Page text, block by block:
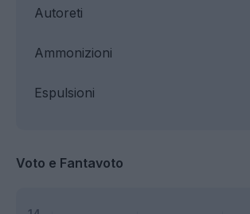
Ammonizioni
Espulsioni
Autoreti
Voto e Fantavoto